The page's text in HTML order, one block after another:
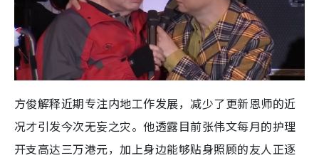
方俊解释近期专注内地工作发展，减少了更新恩师的近
况才引发今次无妄之灾。他透露目前张伟文每月的护理
开支高达三万港元，加上身边能够贴身照顾的友人正逐